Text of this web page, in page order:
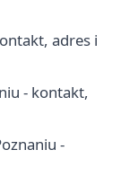
adres i
- kontakt,
-